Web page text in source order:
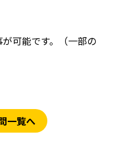
可能です。（一部の
一覧へ